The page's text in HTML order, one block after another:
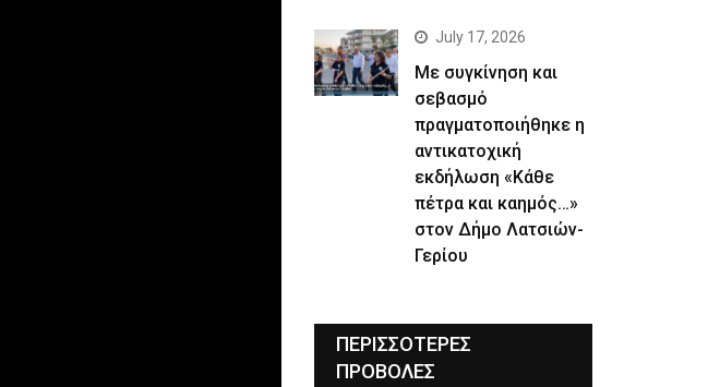
July 17, 2026
Με συγκίνηση και
σεβασμό
πραγματοποιήθηκε η
αντικατοχική
εκδήλωση «Κάθε
πέτρα και καημός…»
στον Δήμο Λατσιών-
Γερίου
ΠΕΡΙΣΣΟΤΕΡΕΣ
ΠΡΟΒΟΛΕΣ